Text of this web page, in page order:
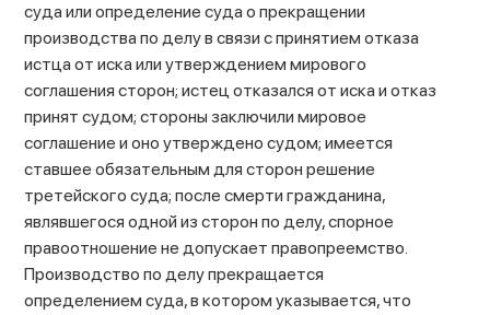
суда или определение суда о прекращении
производства по делу в связи с принятием отказа
истца от иска или утверждением мирового
соглашения сторон; истец отказался от иска и отказ
принят судом; стороны заключили мировое
соглашение и оно утверждено судом; имеется
ставшее обязательным для сторон решение
третейского суда; после смерти гражданина,
являвшегося одной из сторон по делу, спорное
правоотношение не допускает правопреемство.
Производство по делу прекращается
определением суда, в котором указывается, что